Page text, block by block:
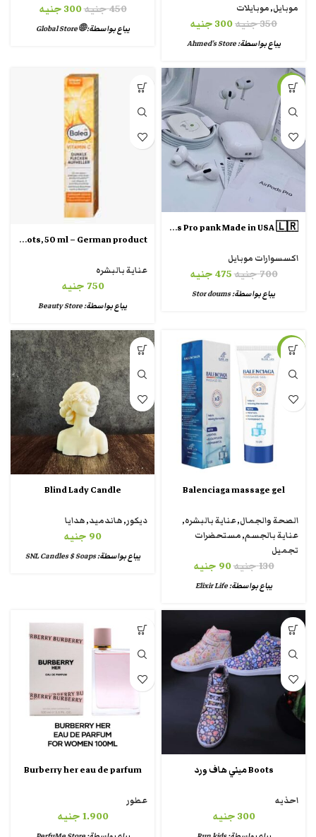
موبايل,موبايلات
350جنيه300جنيه
يباع بواسطة:Ahmed's Store
450جنيه300جنيه
يباع بواسطة:🌐 Global Store
-32%
Airpods Pro pank Made in USA 🇱🇷
اكسسوارات موبايل
700جنيه475جنيه
يباع بواسطة:Stor doums
Balea Face cream vitamin C dark spots, 50 ml – German product
عناية بالبشره
750 جنيه
يباع بواسطة:Beauty Store
-31%
Balenciaga massage gel
الصحة والجمال,عناية بالبشره,
عناية بالجسم,مستحضرات
تجميل
130جنيه90 جنيه
يباع بواسطة:Elixir Life
Blind Lady Candle
ديكور,هاندميد,هدايا
90 جنيه
يباع بواسطة:SNL Candles $ Soaps
Boots ميني هاف ورد
احذيه
300جنيه
Burberry her eau de parfum
عطور
1.900جنيه